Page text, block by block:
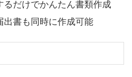
るだけでかんたん書類作成
出書も同時に作成可能